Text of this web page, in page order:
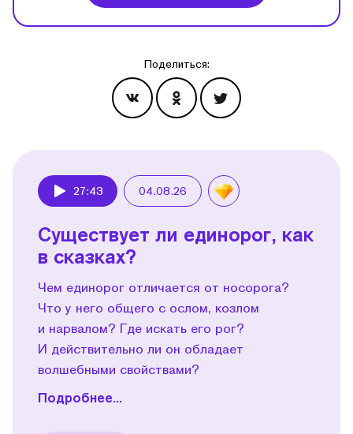
Поделиться:
27:43 04.08.26
Существует ли единорог, как
в сказках?
Чем единорог отличается от носорога?
Что у него общего с ослом, козлом
и нарвалом? Где искать его рог?
И действительно ли он обладает
волшебными свойствами?
Подробнее...